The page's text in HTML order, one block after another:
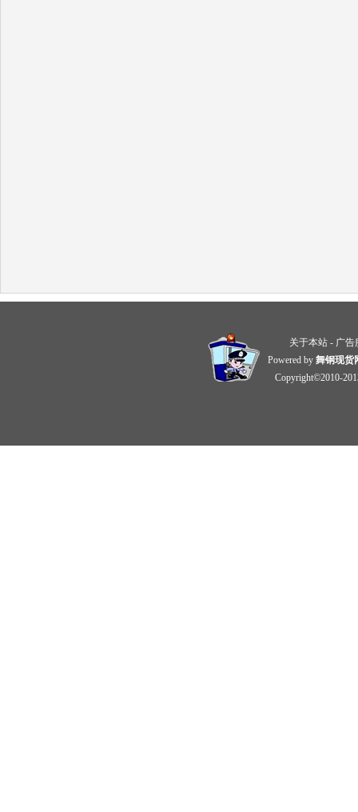
关于本站 - 广告
Powered by 舞钢现货
Copyright©2010-